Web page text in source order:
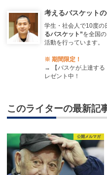
考えるバスケット
学生・社会人で10度の
るバスケット”を全国
活動を行っています。
※ 期間限定！
→
【バスケが上達す
レゼント中！
このライターの最新記
公開メルマガ